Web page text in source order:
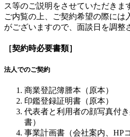
ス等のご説明をさせていただきま
ご内覧の上、ご契約希望の際には
がございますので、面談日を調整
［契約時必要書類］
法人でのご契約
商業登記簿謄本（原本）
印鑑登録証明書（原本）
代表者と利用者の顔写真付
書）
事業計画書（会社案内、HP